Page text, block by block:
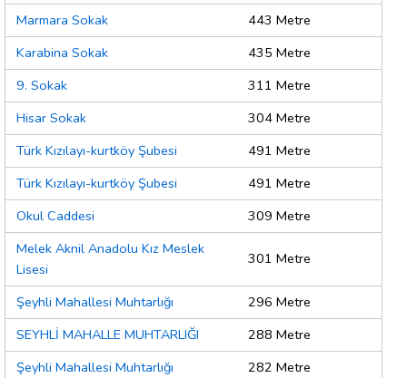
Marmara Sokak
443 Metre
Karabina Sokak
435 Metre
9. Sokak
311 Metre
Hisar Sokak
304 Metre
Türk Kızılayı-kurtköy Şubesi
491 Metre
Türk Kızılayı-kurtköy Şubesi
491 Metre
Okul Caddesi
309 Metre
Melek Aknil Anadolu Kız Meslek
Lisesi
301 Metre
Şeyhli Mahallesi Muhtarlığı
296 Metre
SEYHLİ MAHALLE MUHTARLIĞI
288 Metre
Şeyhli Mahallesi Muhtarlığı
282 Metre